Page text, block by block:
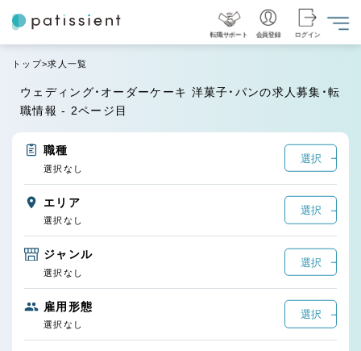
転職サポート 会員登録 ログイン
トップ 求人一覧
ウェディング・オーダーケーキ 洋菓子・パンの求人募集・転
職情報 - 2ページ目
職種
選択
選択なし
エリア
選択
選択なし
ジャンル
選択
選択なし
雇用形態
選択
選択なし